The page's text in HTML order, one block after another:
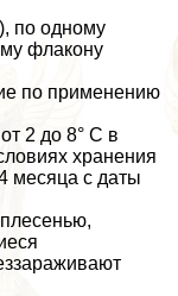
по одному
флакону
по применению
2 до 8° С в
хранения
месяца с даты